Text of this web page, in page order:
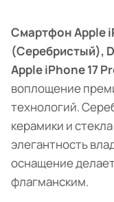
Смартфон Apple
(Серебристый),
Apple iPhone 17
воплощение
технологий.
керамики и
элегантность
оснащение
флагманским.